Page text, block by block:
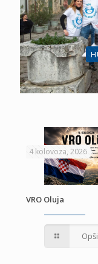
4 kolovoza, 2026
VRO Oluja